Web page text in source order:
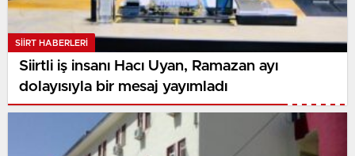
SIIRT HABERLERI
Siirtli iş insanı Hacı Uyan, Ramazan ayı
dolayısıyla bir mesaj yayımladı